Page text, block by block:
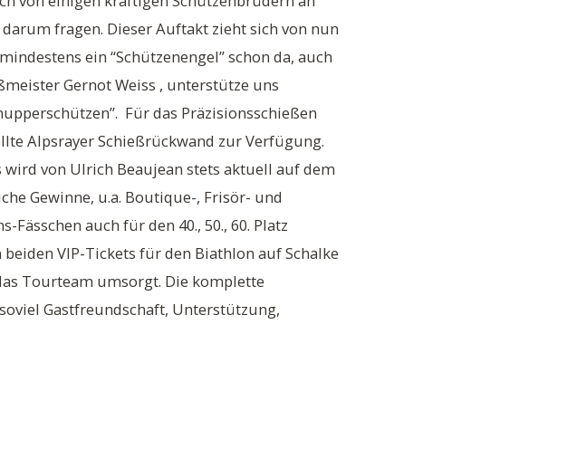
fragen. Dieser Auftakt zieht sich von nun
ein “Schützenengel” schon da, auch
Gernot Weiss , unterstütze uns
Für das Präzisionsschießen
Alpsrayer Schießrückwand zur Verfügung.
von Ulrich Beaujean stets aktuell auf dem
Gewinne, u.a. Boutique-, Frisör- und
auch für den 40., 50., 60. Platz
VIP-Tickets für den Biathlon auf Schalke
Tourteam umsorgt. Die komplette
Gastfreundschaft, Unterstützung,